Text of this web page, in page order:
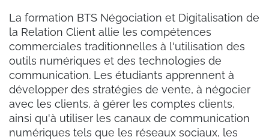
La formation BTS Négociation et Digitalisation de
la Relation Client allie les compétences
commerciales traditionnelles à l'utilisation des
outils numériques et des technologies de
communication. Les étudiants apprennent à
développer des stratégies de vente, à négocier
avec les clients, à gérer les comptes clients,
ainsi qu'à utiliser les canaux de communication
numériques tels que les réseaux sociaux, les